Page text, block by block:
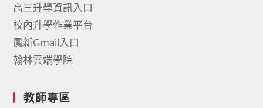
高三升學資訊入口
校內升學作業平台
鳳新Gmail入口
翰林雲端學院
教師專區